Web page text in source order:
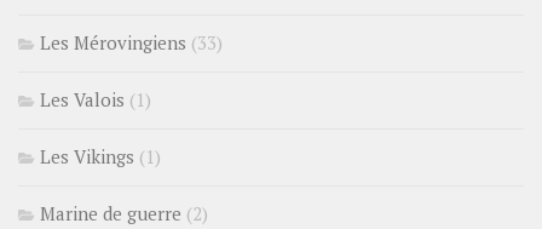
Les Mérovingiens (33)
Les Valois (1)
Les Vikings (1)
Marine de guerre (2)